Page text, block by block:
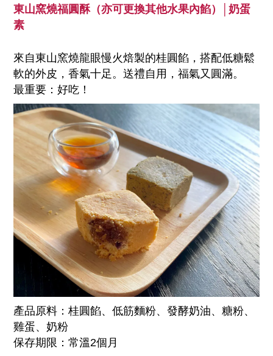
東山窯燒福圓酥（亦可更換其他水果內餡）
│奶蛋
素
來自東山窯燒龍眼慢火焙製的桂圓餡，搭配低糖鬆
軟的外皮，香氣十足。送禮自用，福氣又圓滿。
最重要：好吃！
產品原料：桂圓餡、低筋麵粉、發酵奶油、糖粉、
雞蛋、奶粉
保存期限：常溫2個月